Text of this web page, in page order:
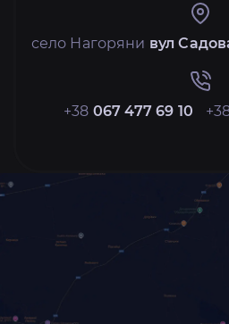
село Нагоряни вул
+38 067 477 69 10